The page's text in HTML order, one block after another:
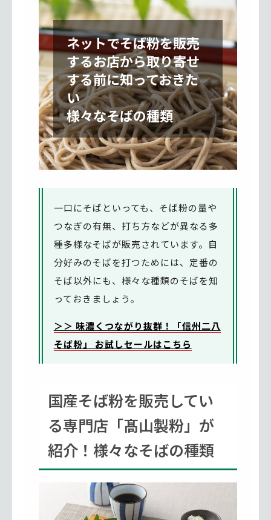
ネットでそば粉を販売
するお店から取り寄せ
する前に知っておきた
い
様々なそばの種類
一口にそばといっても、そば粉の量や
つなぎの有無、打ち方などが異なる多
種多様なそばが販売されています。自
分好みのそばを打つためには、定番の
そば以外にも、様々な種類のそばを知
っておきましょう。
＞＞ 味濃くつながり抜群！「信州二八
そば粉」 お試しセールはこちら
国産そば粉を販売してい
る専門店「髙山製粉」が
紹介！様々なそばの種類